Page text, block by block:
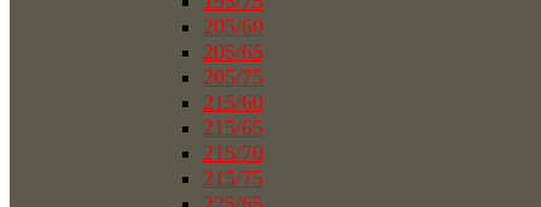
205/60
205/65
205/75
215/60
215/65
215/70
215/75